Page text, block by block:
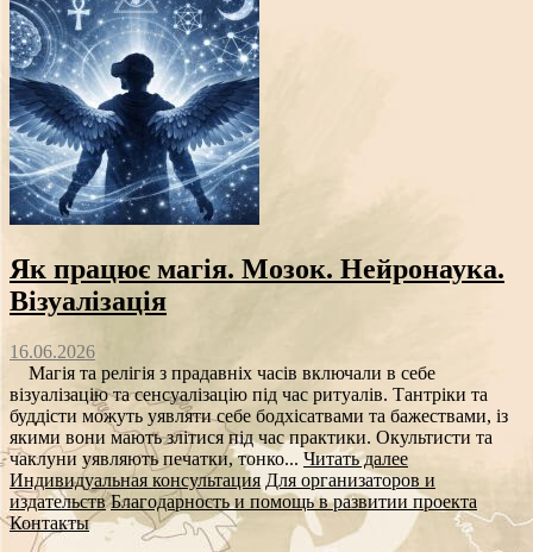
Як працює магія. Мозок. Нейронаука.
Візуалізація
16.06.2026
Магія та релігія з прадавніх часів включали в себе
візуалізацію та сенсуалізацію під час ритуалів. Тантріки та
буддісти можуть уявляти себе бодхісатвами та бажествами, із
якими вони мають злітися під час практики. Окультисти та
чаклуни уявляють печатки, тонко... Читать далее
Индивидуальная консультация Для организаторов и
издательств Благодарность и помощь в развитии проекта
Контакты